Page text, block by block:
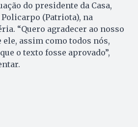
do presidente da Casa,
(Patriota), na
“Quero agradecer ao nosso
assim como todos nós,
o texto fosse aprovado”,